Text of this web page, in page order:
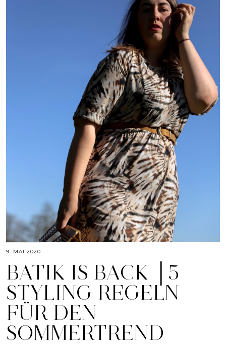
9. MAI 2020
BATIK IS BACK │5
STYLING REGELN
FÜR DEN
SOMMERTREND